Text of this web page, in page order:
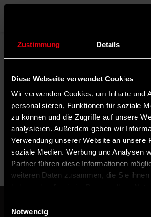
Zustimmung Details
Diese Webseite verwendet Cookies
Wir verwenden Cookies, um Inhalte und
personalisieren, Funktionen für soziale
zu können und die Zugriffe auf unsere
analysieren. Außerdem geben wir
Verwendung unserer Website an unsere
soziale Medien, Werbung und Analysen
Partner führen diese Informationen
weiteren Daten zusammen, die Sie
Notwendig
Rubrik filtern
Schlagwörter filtern
Autor*in filtern